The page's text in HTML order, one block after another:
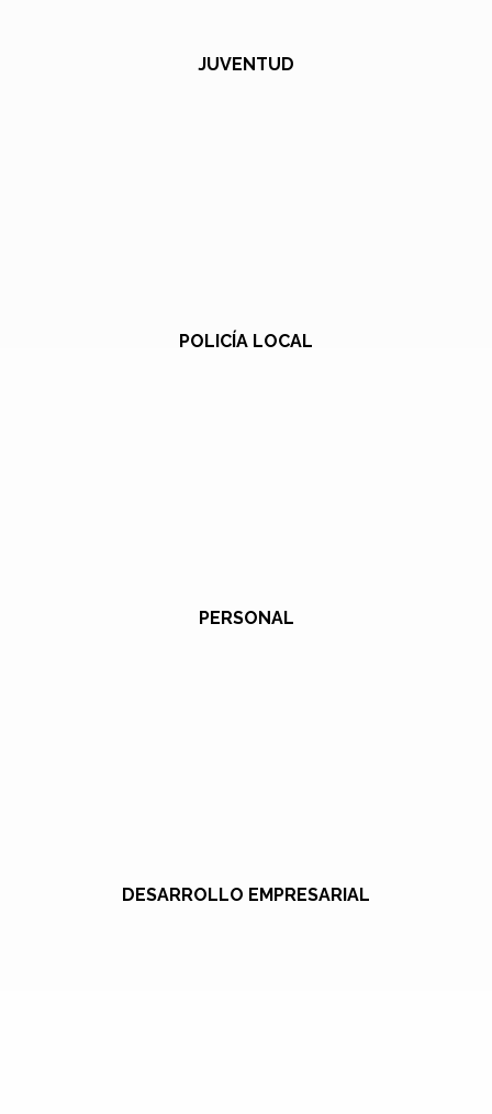
JUVENTUD
POLICÍA LOCAL
PERSONAL
DESARROLLO EMPRESARIAL